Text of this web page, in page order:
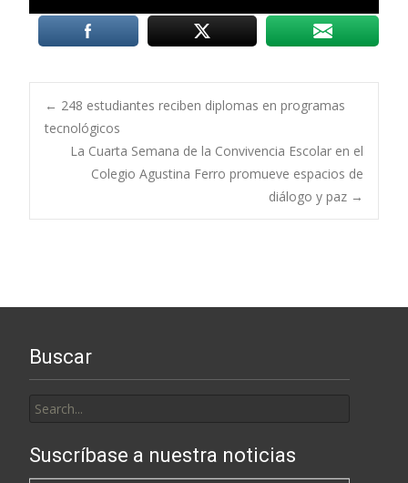
Post
navigation
← 248 estudiantes reciben diplomas en programas
tecnológicos
La Cuarta Semana de la Convivencia Escolar en el
Colegio Agustina Ferro promueve espacios de
diálogo y paz →
Buscar
for:
Suscríbase a nuestra noticias